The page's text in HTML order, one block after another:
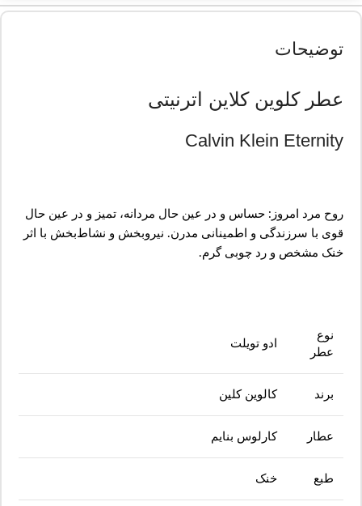
توضیحات
عطر کلوین کلاین اترنیتی
Calvin Klein Eternity
روح مرد امروز: حساس و در عین حال مردانه، تمیز و در عین حال
قوی با سرزندگی و اطمینانی مدرن. نیروبخش و نشاط‌بخش با اثر
خنک مشخص و رد چوبی گرم.
نوع
عطر
ادو تویلت
برند کالوین کلین
عطار کارلوس بنایم
طبع خنک